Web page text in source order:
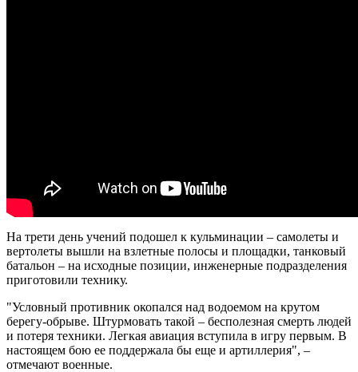
На трети день учений подошел к кульминации – самолеты и
вертолеты вышли на взлетные полосы и площадки, танковый
батальон – на исходные позиции, инженерные подразделения
приготовили технику.
"Условный противник окопался над водоемом на крутом
берегу-обрыве. Штурмовать такой – бесполезная смерть людей
и потеря техники. Легкая авиация вступила в игру первым. В
настоящем бою ее поддержала бы еще и артиллерия", –
отмечают военные.